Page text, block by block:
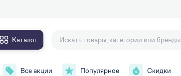
Каталог
Все акции Популярное Скидки
Для глаз